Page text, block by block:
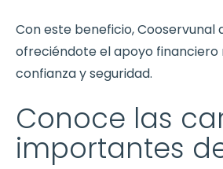
Con este beneficio,
ofreciéndote el apoyo
confianza y seguridad.
Conoce las
importantes